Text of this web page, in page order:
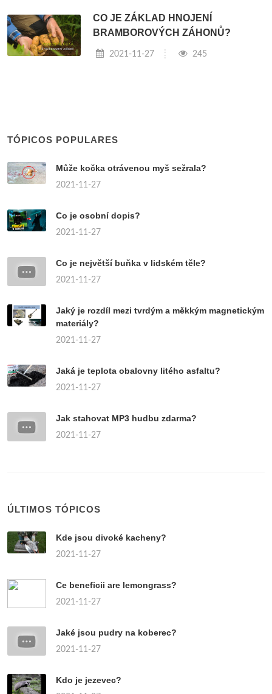
CO JE ZÁKLAD HNOJENÍ
BRAMBOROVÝCH ZÁHONŮ?
2021-11-27 245
TÓPICOS POPULARES
Může kočka otrávenou myš sežrala?
2021-11-27
Co je osobní dopis?
2021-11-27
Co je největší buňka v lidském těle?
2021-11-27
Jaký je rozdíl mezi tvrdým a měkkým magnetickým
materiály?
2021-11-27
Jaká je teplota obalovny litého asfaltu?
2021-11-27
Jak stahovat MP3 hudbu zdarma?
2021-11-27
ÚLTIMOS TÓPICOS
Kde jsou divoké kacheny?
2021-11-27
Ce beneficii are lemongrass?
2021-11-27
Jaké jsou pudry na koberec?
2021-11-27
Kdo je jezevec?